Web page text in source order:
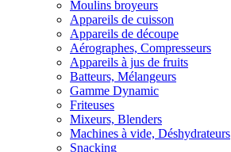
Moulins broyeurs
Appareils de cuisson
Appareils de découpe
Aérographes, Compresseurs
Appareils à jus de fruits
Batteurs, Mélangeurs
Gamme Dynamic
Friteuses
Mixeurs, Blenders
Machines à vide, Déshydrateurs
Snacking